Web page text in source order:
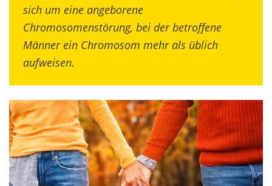
sich um eine angeborene
Chromosomenstörung, bei der betroffene
Männer ein Chromosom mehr als üblich
aufweisen.